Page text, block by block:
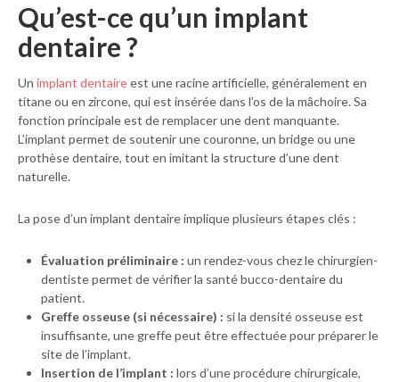
Qu’est-ce qu’un implant
dentaire ?
Un implant dentaireest une racine artificielle, généralement en
titane ou en zircone, qui est insérée dans l’os de la mâchoire. Sa
fonction principale est de remplacer une dent manquante.
L’implant permet de soutenir une couronne, un bridge ou une
prothèse dentaire, tout en imitant la structure d’une dent
naturelle.
La pose d’un implant dentaire implique plusieurs étapes clés :
Évaluation préliminaire : un rendez-vous chez le chirurgien-
dentiste permet de vérifier la santé bucco-dentaire du
patient.
Greffe osseuse (si nécessaire) : si la densité osseuse est
insuffisante, une greffe peut être effectuée pour préparer le
site de l’implant.
Insertion de l’implant : lors d’une procédure chirurgicale,